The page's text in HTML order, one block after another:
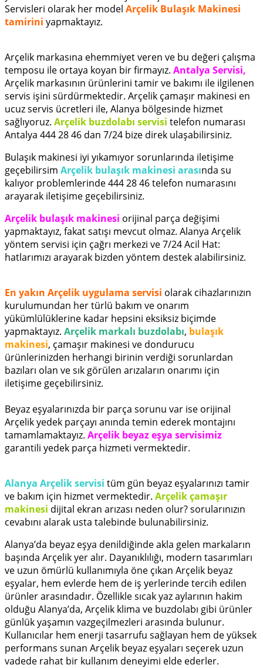
Servisleri olarak her model Arçelik Bulaşık Makinesi
tamirini yapmaktayız.
Arçelik markasına ehemmiyet veren ve bu değeri çalışma
temposu ile ortaya koyan bir firmayız. Antalya Servisi,
Arçelik markasının ürünlerini tamir ve bakımı ile ilgilenen
servis işini sürdürmektedir. Arçelik çamaşır makinesi en
ucuz servis ücretleri ile, Alanya bölgesinde hizmet
sağlıyoruz. Arçelik buzdolabı servisi telefon numarası
Antalya 444 28 46 dan 7/24 bize direk ulaşabilirsiniz.
Bulaşık makinesi iyi yıkamıyor sorunlarında iletişime
geçebilirsim Arçelik bulaşık makinesi arasında su
kalıyor problemlerinde 444 28 46 telefon numarasını
arayarak iletişime geçebilirsiniz.
Arçelik bulaşık makinesi orijinal parça değişimi
yapmaktayız, fakat satışı mevcut olmaz. Alanya Arçelik
yöntem servisi için çağrı merkezi ve 7/24 Acil Hat:
hatlarımızı arayarak bizden yöntem destek alabilirsiniz.
En yakın Arçelik uygulama servisi olarak cihazlarınızın
kurulumundan her türlü bakım ve onarım
yükümlülüklerine kadar hepsini eksiksiz biçimde
yapmaktayız. Arçelik markalı buzdolabı, bulaşık
makinesi, çamaşır makinesi ve dondurucu
ürünlerinizden herhangi birinin verdiği sorunlardan
bazıları olan ve sık görülen arızaların onarımı için
iletişime geçebilirsiniz.
Beyaz eşyalarınızda bir parça sorunu var ise orijinal
Arçelik yedek parçayı anında temin ederek montajını
tamamlamaktayız. Arçelik beyaz eşya servisimiz
garantili yedek parça hizmeti vermektedir.
Alanya Arçelik servisi tüm gün beyaz eşyalarınızı tamir
ve bakım için hizmet vermektedir. Arçelik çamaşır
makinesi dijital ekran arızası neden olur? sorularınızın
cevabını alarak usta talebinde bulunabilirsiniz.
Alanya’da beyaz eşya denildiğinde akla gelen markaların
başında Arçelik yer alır. Dayanıklılığı, modern tasarımları
ve uzun ömürlü kullanımıyla öne çıkan Arçelik beyaz
eşyalar, hem evlerde hem de iş yerlerinde tercih edilen
ürünler arasındadır. Özellikle sıcak yaz aylarının hakim
olduğu Alanya’da, Arçelik klima ve buzdolabı gibi ürünler
günlük yaşamın vazgeçilmezleri arasında bulunur.
Kullanıcılar hem enerji tasarrufu sağlayan hem de yüksek
performans sunan Arçelik beyaz eşyaları seçerek uzun
vadede rahat bir kullanım deneyimi elde ederler.